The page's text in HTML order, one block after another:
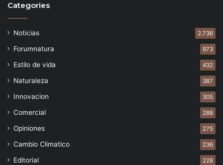
Categories
Noticias 2.736
Forumnatura 973
Estilo de vida 432
Naturaleza 387
Innovacion 305
Comercial 288
Opiniones 275
Cambio Climatico 236
Editorial 228